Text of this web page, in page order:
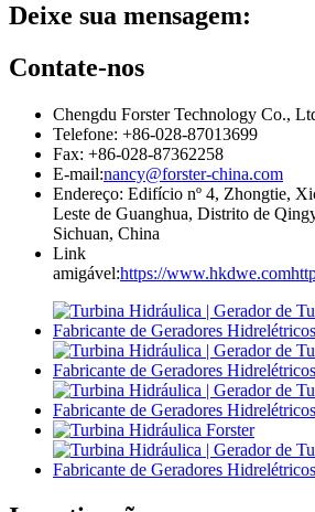
Deixe sua mensagem:
Contate-nos
Chengdu Forster Technology Co.,
Telefone: +86-028-87013699
Fax: +86-028-87362258
E-mail:nancy@forster-china.com
Endereço: Edifício nº 4, Zhongtie,
Leste de Guanghua, Distrito de
Sichuan, China
Link
amigável:https://www.hkdwe.com